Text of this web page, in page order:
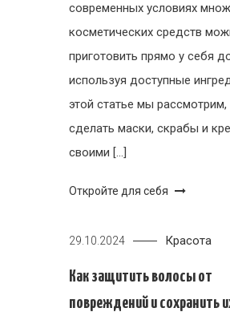
современных условиях
косметических средств
приготовить прямо у себя
используя доступные
этой статье мы рассмотрим,
сделать маски, скрабы и
своими […]
Откройте для себя
29.10.2024 Красота
Как защитить волосы от
повреждений и сохранить